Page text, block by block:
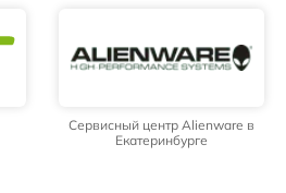
Сервисный центр Alienware в
Екатеринбурге